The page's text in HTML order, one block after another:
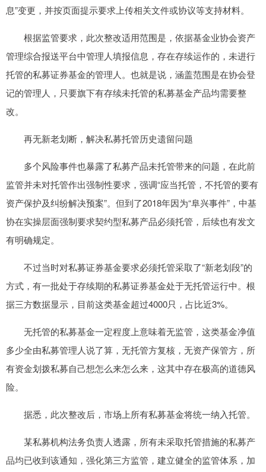
息”变更，并按页面提示要求上传相关文件或协议等支持材料。
根据监管要求，此次整改适用范围是，依据基金业协会资产
管理综合报送平台中管理人填报信息，存在存续运作的，未进行
托管的私募证券基金的管理人。也就是说，涵盖范围是在协会登
记的管理人，只要旗下有存续未托管的私募基金产品均需要整
改。
再无新老划断，解决私募托管历史遗留问题
多个风险事件也暴露了私募产品未托管带来的问题，在此前
监管并未对托管作出强制性要求，强调“应当托管，不托管的要有
资产保护及纠纷解决预案”。但到了2018年因为“阜兴事件”，中基
协在实操层面强制要求契约型私募产品必须托管，后续也有发文
有明确规定。
不过当时对私募证券基金要求必须托管采取了“新老划段”的
方式，有一批处于存续期的私募证券基金处于无托管运行中。根
据三方数据显示，目前这类基金超过4000只，占比近3%。
无托管的私募基金一定程度上意味着无监管，这类基金净值
多少全由私募管理人说了算，无托管方复核，无资产保管方，所
有资金划拨私募自己想怎么来怎么来，这其中存在极高的道德风
险。
据悉，此次整改后，市场上所有私募基金将统一纳入托管。
某私募机构法务负责人透露，所有未采取托管措施的私募产
品均已收到该通知，强化第三方监管，建立健全的监管体系，加